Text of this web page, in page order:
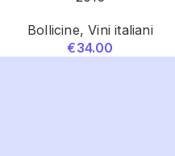
Bollicine,Vini italiani
€34.00